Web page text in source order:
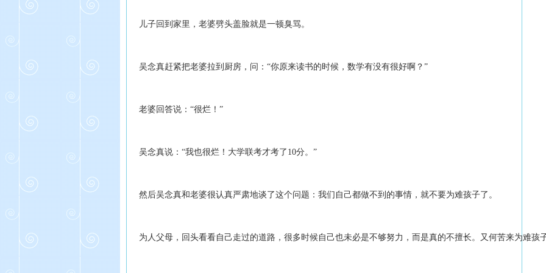
儿子回到家里，老婆劈头盖脸就是一顿臭骂。
吴念真赶紧把老婆拉到厨房，问：“你原来读书的时候，数学有没有很好啊？”
老婆回答说：“很烂！”
吴念真说：“我也很烂！大学联考才考了10分。”
然后吴念真和老婆很认真严肃地谈了这个问题：我们自己都做不到的事情，就不要为难孩子了。
为人父母，回头看看自己走过的道路，很多时候自己也未必是不够努力，而是真的不擅长。又何苦来为难孩